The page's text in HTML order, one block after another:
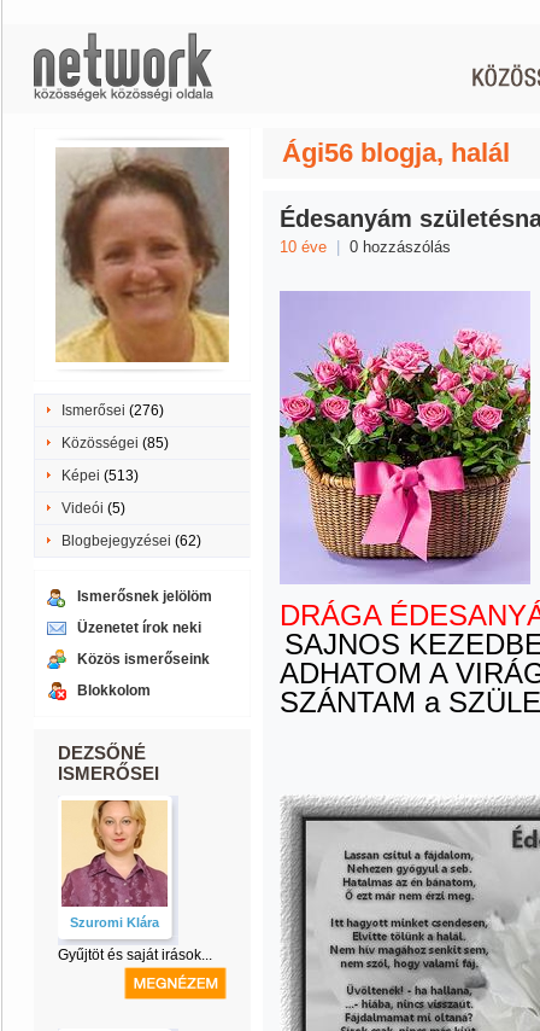
Ismerősei (276)
Közösségei (85)
Képei (513)
Videói (5)
Blogbejegyzései (62)
Ismerősnek jelölöm
Üzenetet írok neki
Közös ismerőseink
Blokkolom
DEZSŐNÉ
ISMERŐSEI
Szuromi Klára
Gyűjtöt és saját irások...
Ági56 blogja, halál
Édesanyám
10 éve 0 hozzászólás
DRÁGA
SAJNOS
ADHATOM A
SZÁNTAM a